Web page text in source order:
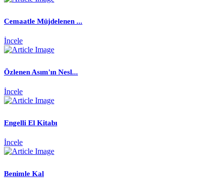
Cemaatle Müjdelenen ...
İncele
Özlenen Asım'ın Nesl...
İncele
Engelli El Kitabı
İncele
Benimle Kal